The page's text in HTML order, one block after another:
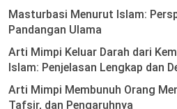
Masturbasi Menurut Islam:
Pandangan Ulama
Arti Mimpi Keluar Darah dari
Islam: Penjelasan Lengkap dan
Arti Mimpi Membunuh Orang
Tafsir, dan Pengaruhnya